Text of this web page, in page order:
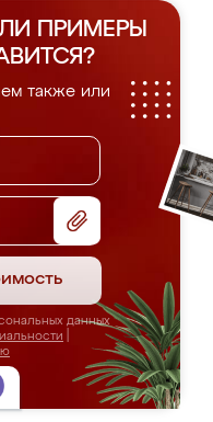
ПРИМЕРЫ
также или
данных